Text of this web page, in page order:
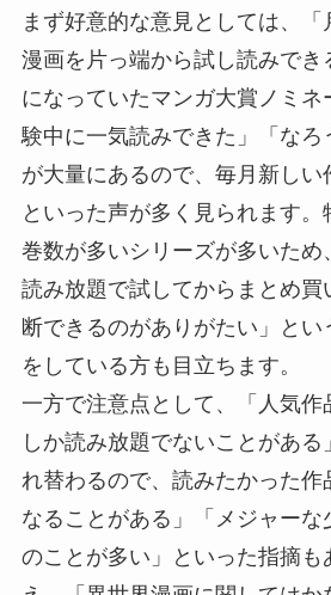
まず好意的な意見としては、
漫画を片っ端から試し読みでき
になっていたマンガ大賞ノミネ
験中に一気読みできた」「なろ
が大量にあるので、毎月新しい
といった声が多く見られます
巻数が多いシリーズが多いため
読み放題で試してからまとめ買
断できるのがありがたい」とい
をしている方も目立ちます。
一方で注意点として、「人気作
しか読み放題でないことがある
れ替わるので、読みたかった作
なることがある」「メジャーな
のことが多い」といった指摘も